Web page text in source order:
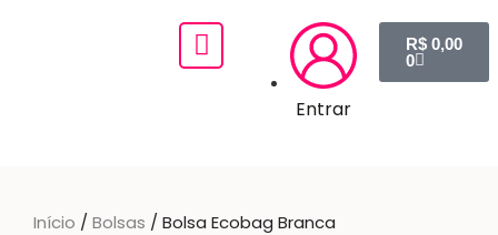
Entrar
R$0,00
0
Início /Bolsas / Bolsa Ecobag Branca